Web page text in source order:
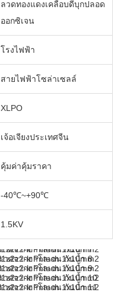
ลวดทองแดงเคลือบดีบุกปลอด
ออกซิเจน
โรงไฟฟ้า
สายไฟฟ้าโซล่าเซลล์
XLPO
เจ้อเจียงประเทศจีน
คุ้มค่าคุ้มราคา
-40℃~+90℃
1.5KV